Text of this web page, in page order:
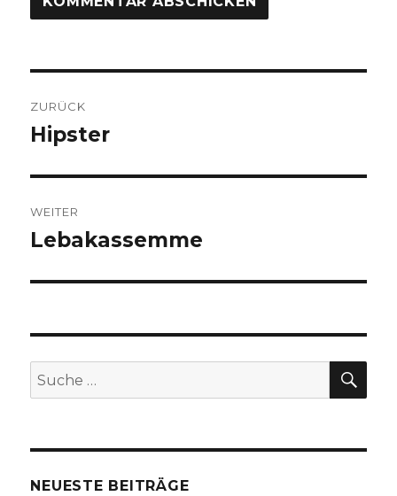
ZURÜCK
Vorheriger
Hipster
WEITER
Nächster
Lebakassemme
Suche
nach:
NEUESTE BEITRÄGE